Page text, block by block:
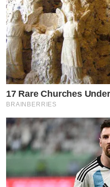
17 Rare Churches
BRAINBERRIES